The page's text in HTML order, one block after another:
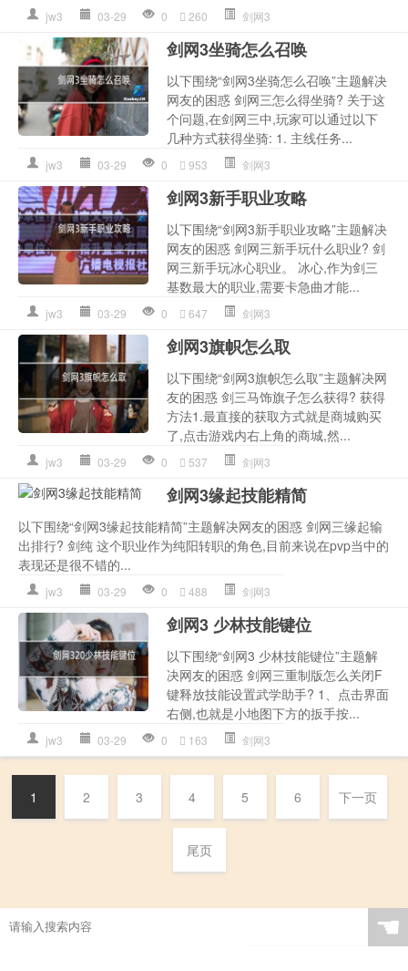
jw3 03-29 0 260 剑网3
剑网3坐骑怎么召唤
以下围绕“剑网3坐骑怎么召唤”主题解决
网友的困惑 剑网三怎么得坐骑? 关于这
个问题,在剑网三中,玩家可以通过以下
几种方式获得坐骑: 1. 主线任务...
jw3 03-29 0 953 剑网3
剑网3新手职业攻略
以下围绕“剑网3新手职业攻略”主题解决
网友的困惑 剑网三新手玩什么职业? 剑
网三新手玩冰心职业。 冰心,作为剑三
基数最大的职业,需要卡急曲才能...
jw3 03-29 0 647 剑网3
剑网3旗帜怎么取
以下围绕“剑网3旗帜怎么取”主题解决网
友的困惑 剑三马饰旗子怎么获得? 获得
方法1.最直接的获取方式就是商城购买
了,点击游戏内右上角的商城,然...
jw3 03-29 0 537 剑网3
剑网3缘起技能精简
以下围绕“剑网3缘起技能精简”主题解决网友的困惑 剑网三缘起输
出排行? 剑纯 这个职业作为纯阳转职的角色,目前来说在pvp当中的
表现还是很不错的...
jw3 03-29 0 488 剑网3
剑网3 少林技能键位
以下围绕“剑网3 少林技能键位”主题解
决网友的困惑 剑网三重制版怎么关闭F
键释放技能设置武学助手? 1、点击界面
右侧,也就是小地图下方的扳手按...
jw3 03-29 0 163 剑网3
1 2 3 4 5 6 下一页
尾页
☚